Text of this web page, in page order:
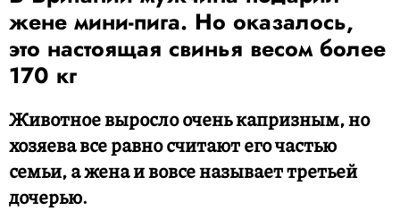
жене мини-пига. Но оказалось,
это настоящая свинья весом более
170 кг
Животное выросло очень капризным, но
хозяева все равно считают его частью
семьи, а жена и вовсе называет третьей
дочерью.